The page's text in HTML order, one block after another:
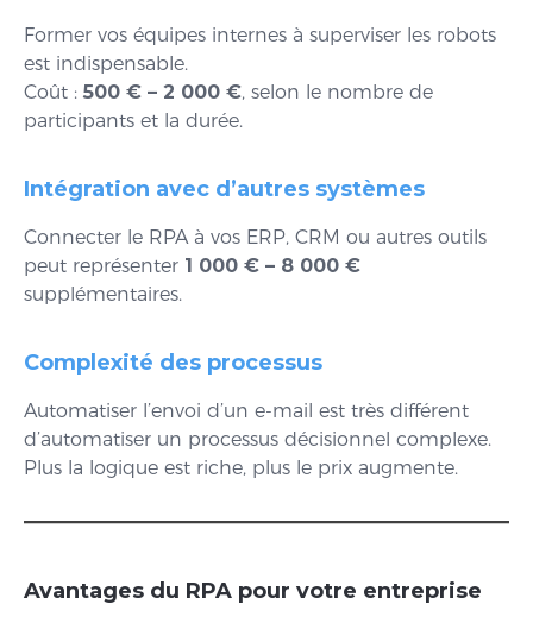
Former vos équipes internes à superviser les robots
est indispensable.
Coût : 500 € – 2 000 €, selon le nombre de
participants et la durée.
Intégration avec d’autres systèmes
Connecter le RPA à vos ERP, CRM ou autres outils
peut représenter 1 000 € – 8 000 €
supplémentaires.
Complexité des processus
Automatiser l’envoi d’un e-mail est très différent
d’automatiser un processus décisionnel complexe.
Plus la logique est riche, plus le prix augmente.
Avantages du RPA pour votre entreprise